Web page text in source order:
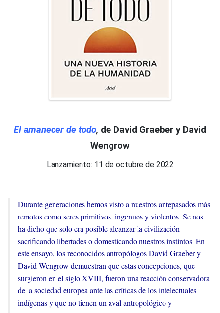
El amanecer de todo, de David Graeber y David
Wengrow
Lanzamiento: 11 de octubre de 2022
Durante generaciones hemos visto a nuestros antepasados más
remotos como seres primitivos, ingenuos y violentos. Se nos
ha dicho que solo era posible alcanzar la civilización
sacrificando libertades o domesticando nuestros instintos. En
este ensayo, los reconocidos antropólogos David Graeber y
David Wengrow demuestran que estas concepciones, que
surgieron en el siglo XVIII, fueron una reacción conservadora
de la sociedad europea ante las críticas de los intelectuales
indígenas y que no tienen un aval antropológico y